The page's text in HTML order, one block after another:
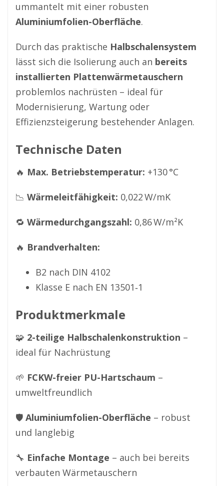
Aluminiumfolien-Oberfläche.
Durch das praktische Halbschalensystem
lässt sich die Isolierung auch an bereits
installierten Plattenwärmetauschern
problemlos nachrüsten – ideal für
Modernisierung, Wartung oder
Effizienzsteigerung bestehender Anlagen.
Technische Daten
🔥 Max. Betriebstemperatur: +130 °C
📉 Wärmeleitfähigkeit: 0,022 W/mK
🔁 Wärmedurchgangszahl: 0,86 W/m²K
🔥 Brandverhalten:
B2 nach DIN 4102
Klasse E nach EN 13501‑1
Produktmerkmale
🧩 2-teilige Halbschalenkonstruktion –
ideal für Nachrüstung
🌱 FCKW-freier PU-Hartschaum –
umweltfreundlich
🛡️ Aluminiumfolien-Oberfläche – robust
und langlebig
🔧 Einfache Montage – auch bei bereits
verbauten Wärmetauschern